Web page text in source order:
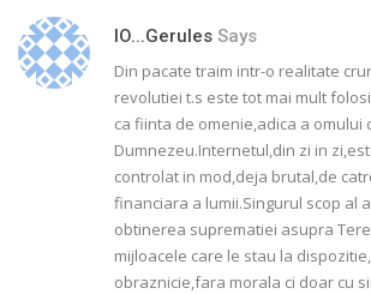
IO...gerules Says
Din pacate traim intr-o realitate
revolutiei t.s este tot mai mult
ca fiinta de omenie,adica a omului
Dumnezeu.Internetul,din zi in
controlat in mod,deja brutal,de
financiara a lumii.Singurul scop al
obtinerea suprematiei asupra
mijloacele care le stau la
obraznicie,fara morala ci doar cu